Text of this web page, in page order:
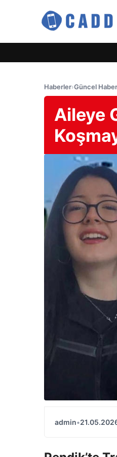
Haberler›Güncel
Aileye
admin•